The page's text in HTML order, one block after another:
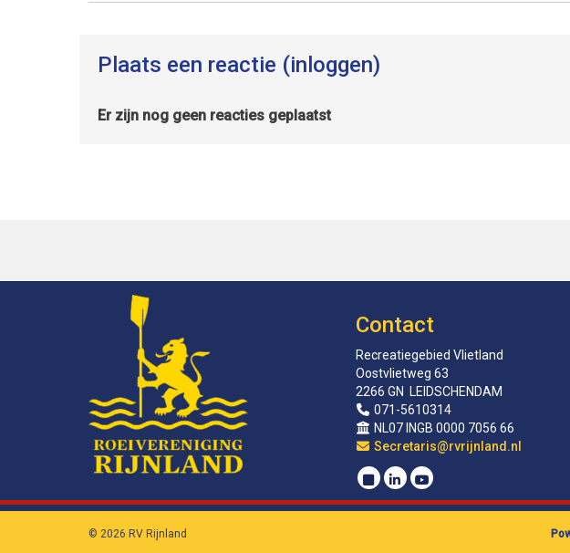
Plaats een reactie (inloggen)
Er zijn nog geen reacties geplaatst
Contact
Recreatiegebied Vlietland
Oostvlietweg 63
2266 GN LEIDSCHENDAM
071-5610314
NL07 INGB 0000 7056 66
siraterceS@rvrijnland.nl
© 2026 RV Rijnland